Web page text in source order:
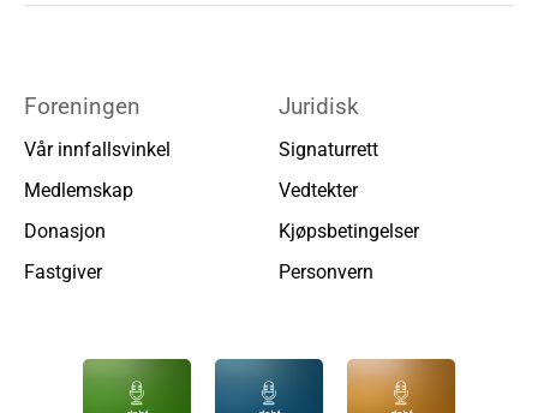
Foreningen
Vår innfallsvinkel
Medlemskap
Donasjon
Fastgiver
Juridisk
Signaturrett
Vedtekter
Kjøpsbetingelser
Personvern